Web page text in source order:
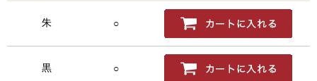
朱 ○
黒 ○